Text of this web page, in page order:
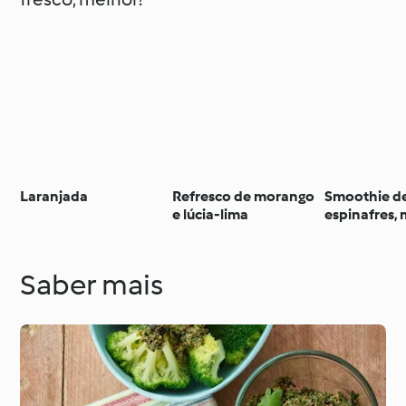
Laranjada
Refresco de morango
e lúcia-lima
Smoothie
espinafres,
Saber mais